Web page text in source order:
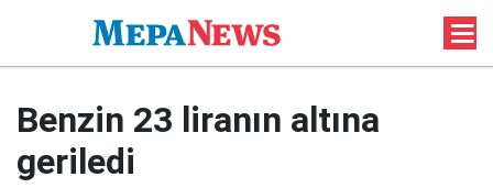
Benzin 23 liranın altına
geriledi